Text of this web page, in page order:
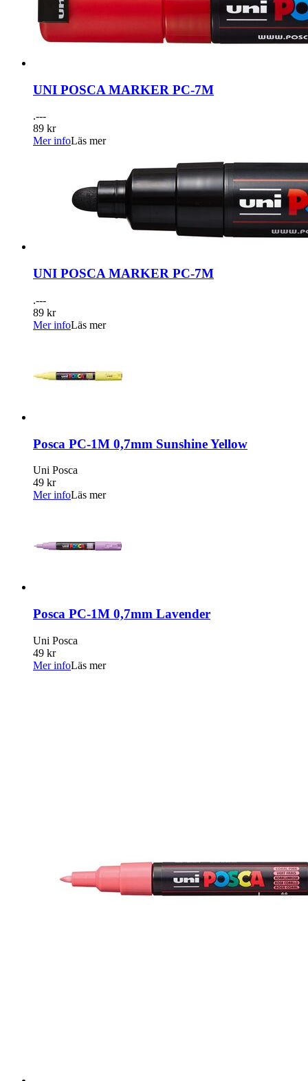
UNI POSCA MARKER PC-7M
.---
89 kr
Mer infoLäs mer
UNI POSCA MARKER PC-7M
.---
89 kr
Mer infoLäs mer
Posca PC-1M 0,7mm Sunshine Yellow
Uni Posca
49 kr
Mer infoLäs mer
Posca PC-1M 0,7mm Lavender
Uni Posca
49 kr
Mer infoLäs mer